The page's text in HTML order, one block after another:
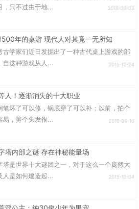
，只不过由于地...
2016-06-03
年的桌游 现代人对其竟一无所知
古学家们近日发掘出了一种古代桌上游戏的部
自这种游戏从人...
2015-12-24
人！逐渐消失的十大职业
笔坏了可以修，锅底穿了可以补；以前，拍个
易，剪个头发很...
2016-05-16
塔内部之谜 存在神秘能量场
塔是世界十大谜团之一，对于这么一个庞然大
人是如何建造起...
2015-10-04